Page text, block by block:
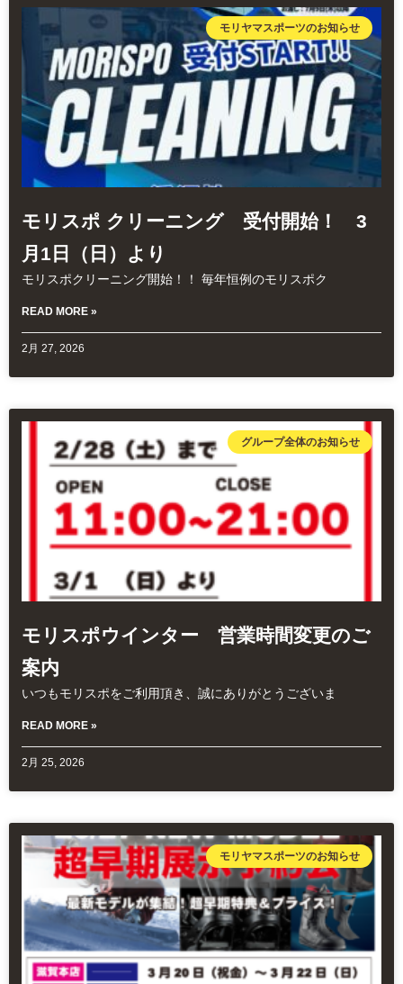
モリヤマスポーツのお知らせ
モリスポ クリーニング 受付開始！ 3
月1日（日）より
モリスポクリーニング開始！！ 毎年恒例のモリスポク
READ MORE »
2月 27, 2026
グループ全体のお知らせ
モリスポウインター 営業時間変更のご
案内
いつもモリスポをご利用頂き、誠にありがとうございま
READ MORE »
2月 25, 2026
モリヤマスポーツのお知らせ